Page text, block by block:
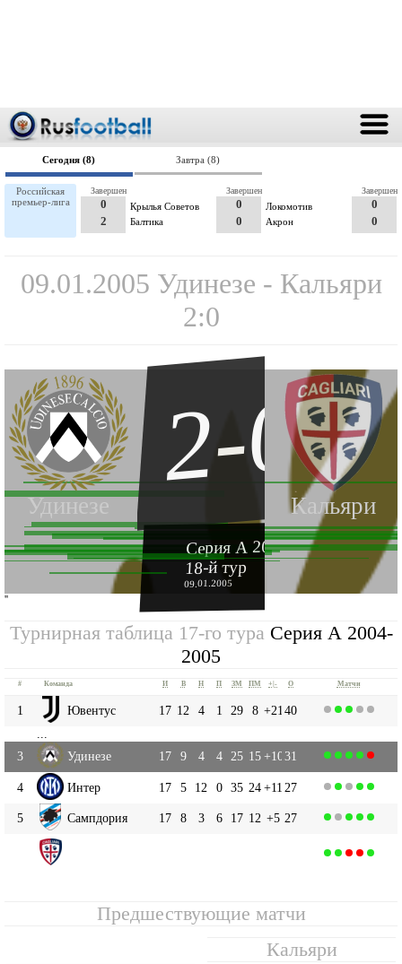
Сегодня (8) Завтра (8)
Российская
премьер-лига
Крылья Советов
0
2
Балтика
Завершен
Локомотив
0
0
Акрон
Завершен
0
0
Завершен
09.01.2005 Удинезе - Кальяри
2:0
Удинезе Кальяри
2-0
Серия А 2004-2005
18-й тур
09.01.2005
''
Турнирная таблица 17-го тура Серия А 2004-
2005
# Команда И В Н П ЗМ ПМ +|- О Матчи
1 Ювентус 17 12 4 1 29 8 +2140
3
Удинезе 17 9 4 4 25 15+1031
4 Интер 17 5 12 0 35 24+11 27
5 Сампдория 17 8 3 6 17 12 +5 27
Предшествующие матчи
Кальяри